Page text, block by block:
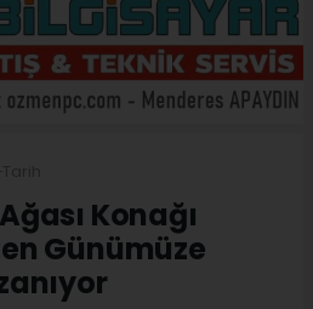
Konağı
Günümüze